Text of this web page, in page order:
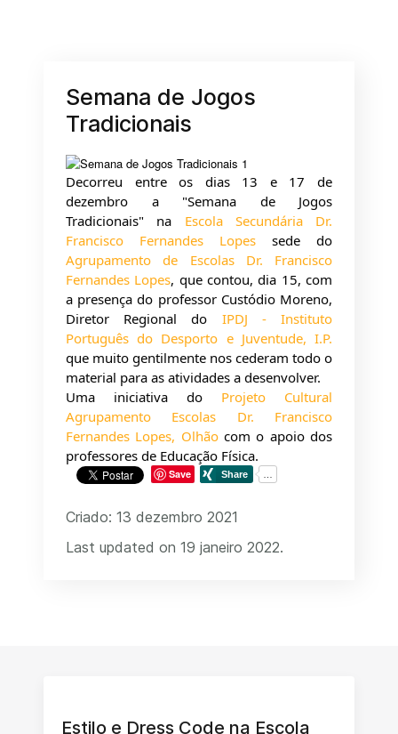
Semana de Jogos
Tradicionais
Decorreu entre os dias 13 e 17 de
dezembro a "Semana de Jogos
Tradicionais" na Escola Secundária Dr.
Francisco Fernandes Lopes
Agrupamento de Escolas Dr. Francisco
Fernandes Lopes, que contou, dia 15, com
a presença do professor Custódio Moreno,
Diretor Regional do IPDJ - Instituto
Português do Desporto e Juventude, I.P.
que muito gentilmente nos cederam todo o
material para as atividades a desenvolver.
Uma iniciativa do Projeto Cultural
Agrupamento Escolas Dr. Francisco
Fernandes Lopes, Olhão com o apoio dos
professores de Educação Física.
Save
Criado: 13 dezembro 2021
Last updated on 19 janeiro 2022.
Estilo e Dress Code na Escola